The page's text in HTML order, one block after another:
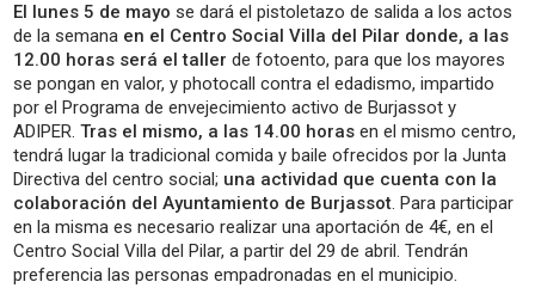
El lunes 5 de mayo se dará el pistoletazo de salida a los actos
de la semana en el Centro Social Villa del Pilar donde, a las
12.00 horas será el taller de fotoento, para que los mayores
se pongan en valor, y photocall contra el edadismo, impartido
por el Programa de envejecimiento activo de Burjassot y
ADIPER.Tras el mismo, a las 14.00 horas en el mismo centro,
tendrá lugar la tradicional comida y baile ofrecidos por la Junta
Directiva del centro social; una actividad que cuenta con la
colaboración del Ayuntamiento de Burjassot. Para participar
en la misma es necesario realizar una aportación de 4€, en el
Centro Social Villa del Pilar, a partir del 29 de abril. Tendrán
preferencia las personas empadronadas en el municipio.